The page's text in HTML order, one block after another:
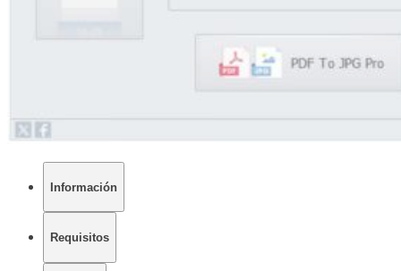
Información
Requisitos